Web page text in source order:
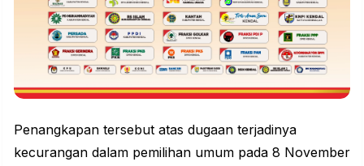
Penangkapan tersebut atas dugaan terjadinya
kecurangan dalam pemilihan umum pada 8 November